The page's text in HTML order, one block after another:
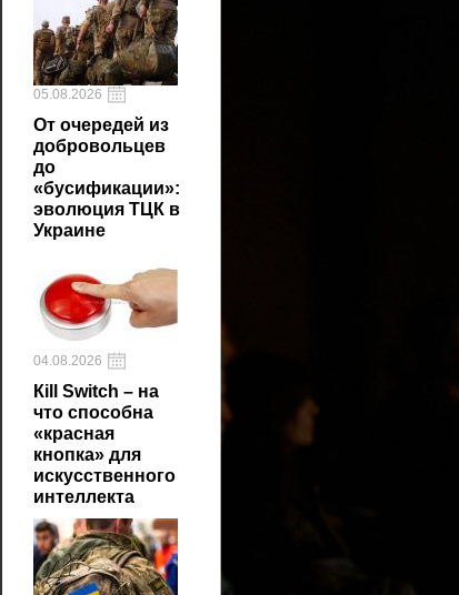
05.08.2026
От очередей из
добровольцев
до
«бусификации»:
эволюция ТЦК в
Украине
04.08.2026
Кill Switch – на
что способна
«красная
кнопка» для
искусственного
интеллекта